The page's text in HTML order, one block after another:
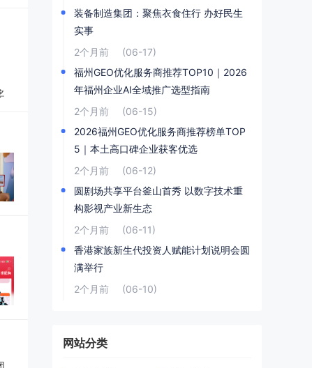
装备制造集团：聚焦衣食住行 办好民生
实事
2个月前
(06-17)
福州GEO优化服务商推荐TOP10｜2026
年福州企业AI全域推广选型指南
2个月前
(06-15)
2026福州GEO优化服务商推荐榜单TOP
5｜本土高口碑企业获客优选
2个月前
(06-12)
圆剧场共享平台釜山首秀 以数字技术重
构影视产业新生态
2个月前
(06-11)
香港家族新生代投资人赋能计划说明会圆
满举行
2个月前
(06-10)
网站分类